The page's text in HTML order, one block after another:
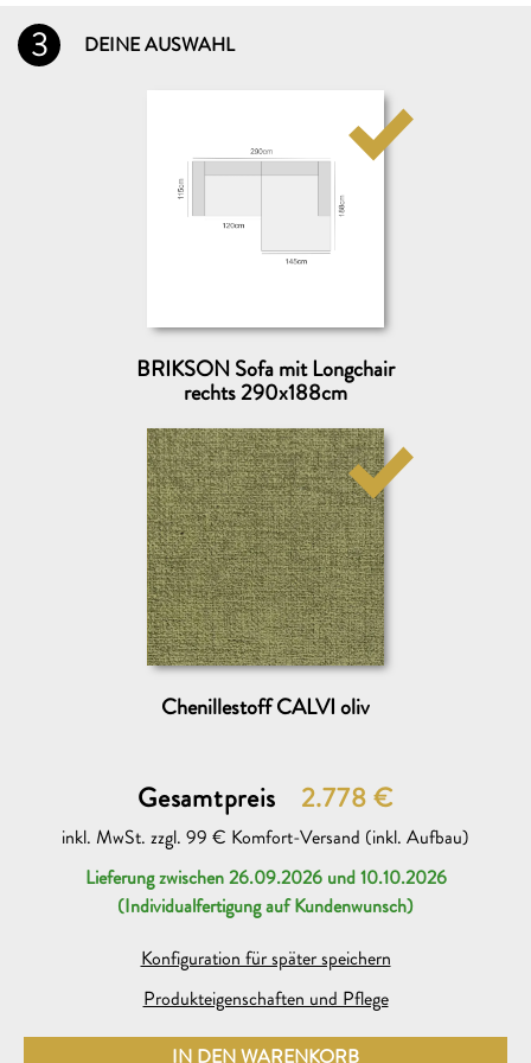
DEINE AUSWAHL (max. 5)
VERSENDEN AN
Wohin dürfen wir die Muster schicken?
Beratungsgespräch mit einem søfa.com Experten
Ich möchte dazu heute oder am folgenden Werktag (Mo bis
Sa 11-19 Uhr) auf folgender Rufnummer angerufen werden
3 DEINE AUSWAHL
BRIKSON Sofa mit Longchair
rechts 290x188cm
Chenillestoff CALVI oliv
Gesamtpreis 2.778€
inkl. MwSt. zzgl. 99 € Komfort-Versand (inkl. Aufbau)
Lieferung zwischen 26.09.2026 und 10.10.2026
(Individualfertigung auf Kundenwunsch)
Konfiguration für später speichern
Produkteigenschaften und Pflege
IN DEN WARENKORB